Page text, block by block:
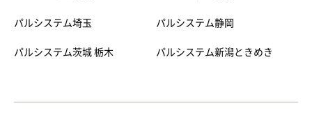
パルシステム埼玉
パルシステム茨城 栃木
パルシステム静岡
パルシステム新潟ときめき